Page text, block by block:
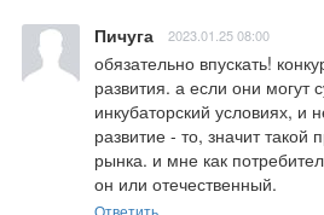
Пичуга 2023.01.25 08:00
обязательно впускать!
развития. а если они могут
инкубаторский условиях, и
развитие - то, значит такой
рынка. и мне как
он или отечественный.
Ответить